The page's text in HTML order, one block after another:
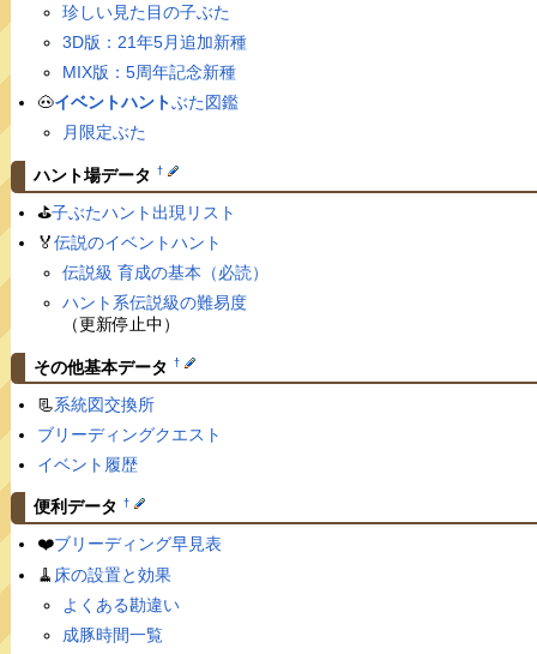
珍しい見た目の子ぶた
3D版：21年5月追加新種
MIX版：5周年記念新種
🐽イベントハントぶた図鑑
月限定ぶた
ハント場データ †
⛳️子ぶたハント出現リスト
🏅伝説のイベントハント
伝説級 育成の基本（必読）
ハント系伝説級の難易度
（更新停止中）
その他基本データ †
📃系統図交換所
ブリーディングクエスト
イベント履歴
便利データ †
❤️ブリーディング早見表
🧹 床の設置と効果
よくある勘違い
成豚時間一覧